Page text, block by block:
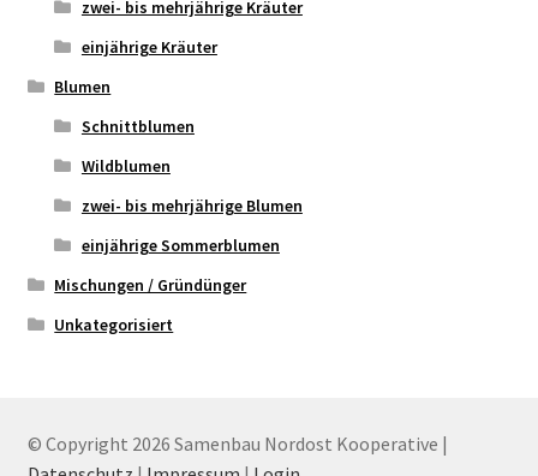
zwei- bis mehrjährige Kräuter
einjährige Kräuter
Blumen
Schnittblumen
Wildblumen
zwei- bis mehrjährige Blumen
einjährige Sommerblumen
Mischungen / Gründünger
Unkategorisiert
© Copyright 2026 Samenbau Nordost Kooperative |